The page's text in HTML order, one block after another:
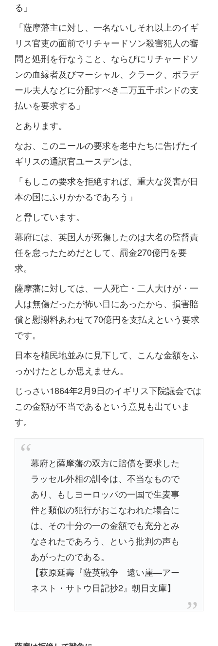
る」
「薩摩藩主に対し、一名ないしそれ以上のイギ
リス官吏の面前でリチャードソン殺害犯人の審
問と処刑を行なうこと、ならびにリチャードソ
ンの血縁者及びマーシャル、クラーク、ボラデ
ール夫人などに分配すべき二万五千ポンドの支
払いを要求する」
とあります。
なお、このニールの要求を老中たちに告げたイ
ギリスの通訳官ユースデンは、
「もしこの要求を拒絶すれば、重大な災害が日
本の国にふりかかるであろう」
と脅しています。
幕府には、英国人が死傷したのは大名の監督責
任を怠ったためだとして、罰金270億円を要
求。
薩摩藩に対しては、一人死亡・二人大けが・一
人は無傷だったが怖い目にあったから、損害賠
償と慰謝料あわせて70億円を支払えという要求
です。
日本を植民地並みに見下して、こんな金額をふ
っかけたとしか思えません。
じっさい1864年2月9日のイギリス下院議会では
この金額が不当であるという意見も出ていま
す。
幕府と薩摩藩の双方に賠償を要求した
ラッセル外相の訓令は、不当なもので
あり、もしヨーロッパの一国で生麦事
件と類似の犯行がおこなわれた場合に
は、その十分の一の金額でも充分とみ
なされたであろう、という批判の声も
あがったのである。
【萩原延壽『薩英戦争 遠い崖―アー
ネスト・サトウ日記抄2』朝日文庫】